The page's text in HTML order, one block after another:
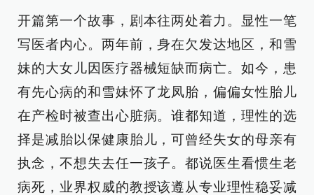
开篇第一个故事，剧本往两处着力。显性一笔
写医者内心。两年前，身在欠发达地区，和雪
妹的大女儿因医疗器械短缺而病亡。如今，患
有先心病的和雪妹怀了龙凤胎，偏偏女性胎儿
在产检时被查出心脏病。谁都知道，理性的选
择是减胎以保健康胎儿，可曾经失女的母亲有
执念，不想失去任一孩子。都说医生看惯生老
病死，业界权威的教授该遵从专业理性稳妥减